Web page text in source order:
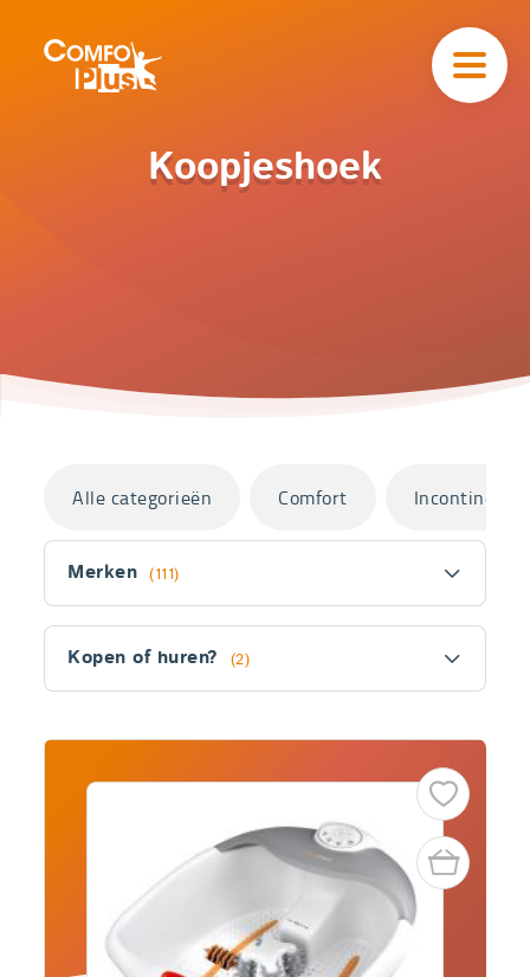
Koopjeshoek
navigatieComfoPlus
section
Filter
Merken (111)
Kopen of huren? (2)
Alle categorieën Comfort Incontinentie
Producten